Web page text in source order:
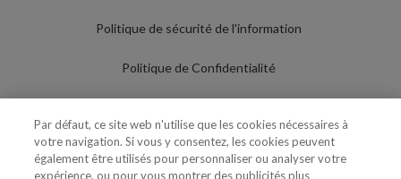
Politique de sécurité de l'information
Politique de Confidentialité
Politique de Cookies
Par défaut, ce site web n'utilise que les cookies nécessaires à
votre navigation. Si vous y consentez, les cookies peuvent
également être utilisés pour personnaliser ou analyser votre
expérience, ou pour vous montrer des publicités plus